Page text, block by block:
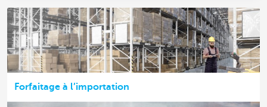
Forfaitage à l’importation